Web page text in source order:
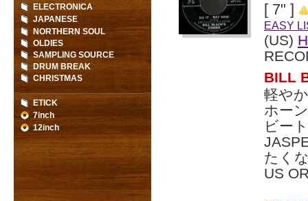
[ 7" ]
EASY
(US)
BILL
軽や
ホー
ビー
たく
US
ELECTRONICA
JAPANESE
NORTHERN SOUL
OLDIES
SAMPLING SOURCE
DRUM BREAK
CHRISTMAS
ETICK
7inch
12inch